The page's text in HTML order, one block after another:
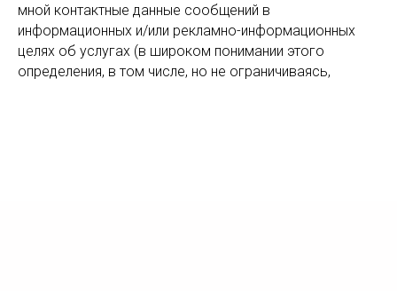
мной контактные данные сообщений в
информационных и/или рекламно-информационных
целях об услугах (в широком понимании этого
определения, в том числе, но не ограничиваясь,